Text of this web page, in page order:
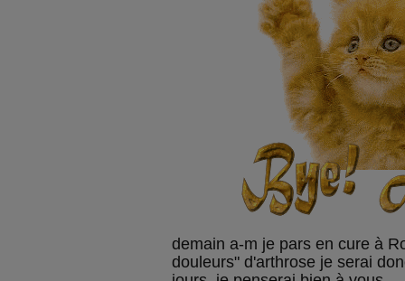
demain a-m je pars en cure à
douleurs" d'arthrose je serai